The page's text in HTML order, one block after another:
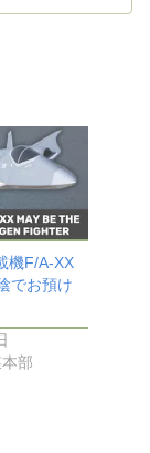
機F/A-XX
でお預け
部